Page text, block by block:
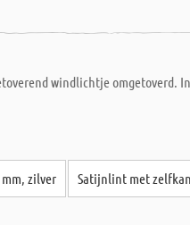
windlichtje omgetoverd.
zilver Satijnlint met